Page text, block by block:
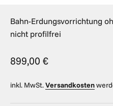
Bahn-Erdungsvorrichtung
nicht profilfrei
Angebot
899,00 €
inkl. MwSt.Versandkosten